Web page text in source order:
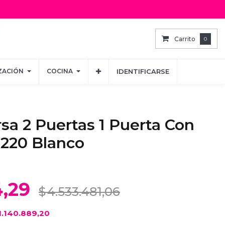
Carrito 0
COCINA IDENTIFICARSE
Carrito 0
COCINA IDENTIFICARSE
2 Puertas 1 Puerta Con
Blanco
$4.533.481,06